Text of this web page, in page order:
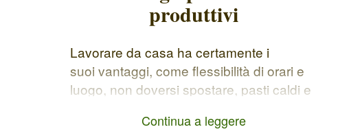
produttivi
Lavorare da casa ha certamente i
suoi vantaggi, come flessibilità di orari e
luogo, non doversi spostare, pasti caldi e
anche il risvolto della medaglia. Pigrizia,
Continua a leggere